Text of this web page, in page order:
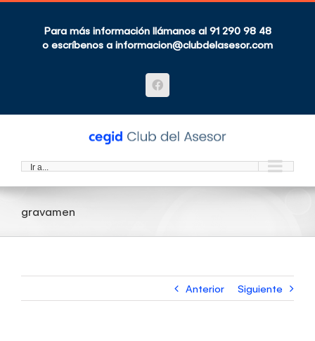
Saltar
contenidoPara más información llámanos al 91 290 98 48
o escríbenos a informacion@clubdelasesor.com
Facebook
Ir a...
gravamen
Anterior Siguiente